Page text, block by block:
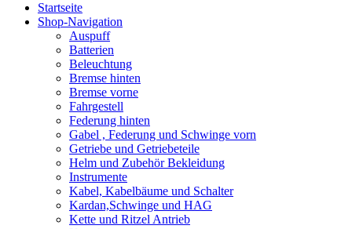
Startseite
Shop-Navigation
Auspuff
Batterien
Beleuchtung
Bremse hinten
Bremse vorne
Fahrgestell
Federung hinten
Gabel , Federung und Schwinge vorn
Getriebe und Getriebeteile
Helm und Zubehör Bekleidung
Instrumente
Kabel, Kabelbäume und Schalter
Kardan,Schwinge und HAG
Kette und Ritzel Antrieb